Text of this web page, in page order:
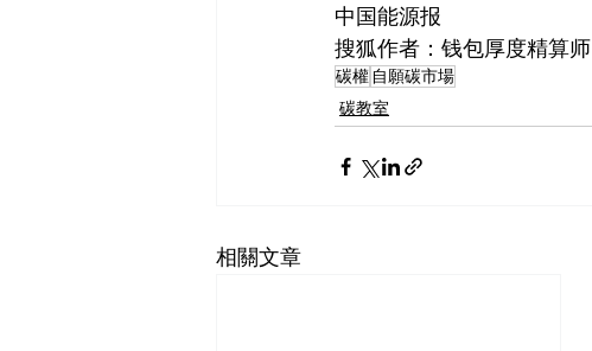
中国能源报
搜狐作者：钱包厚度精算师
碳權 自願碳市場
碳教室
相關文章